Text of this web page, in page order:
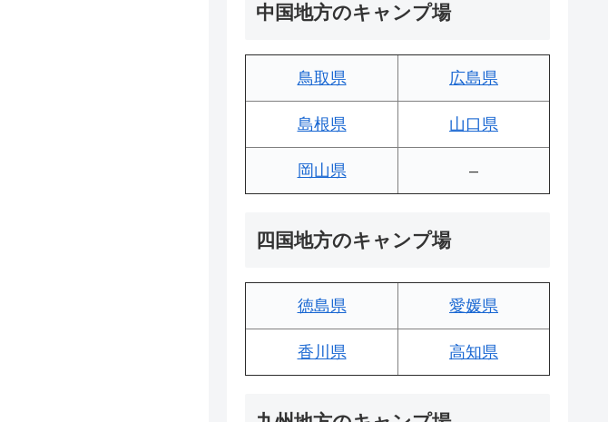
中国地方のキャンプ場
鳥取県 広島県
島根県 山口県
岡山県 –
四国地方のキャンプ場
徳島県 愛媛県
香川県 高知県